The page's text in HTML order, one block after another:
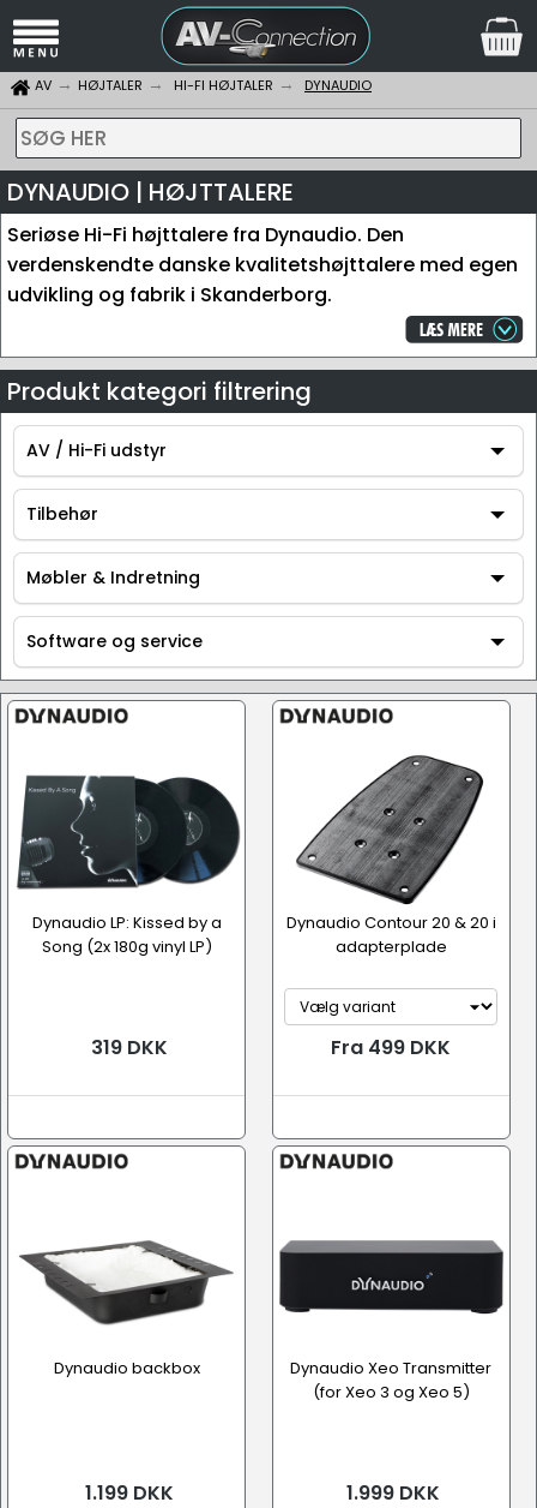
AV HØJTALER HI-FI HØJTALER DYNAUDIO
SØG HER
DYNAUDIO | HØJTTALERE
Seriøse Hi-Fi højttalere fra Dynaudio. Den
verdenskendte danske kvalitetshøjttalere med egen
udvikling og fabrik i Skanderborg.
Produkt kategori filtrering
AV / Hi-Fi udstyr
AV / Hi-Fi udstyr
Tilbehør
Tilbehør
Møbler & Indretning
Møbler & Indretning
Software og service
Software og service
Dynaudio LP: Kissed by a
Song (2x 180g vinyl LP)
319 DKK
Dynaudio Contour 20 & 20 i
adapterplade
Fra 499 DKK
Dynaudio backbox
1.199 DKK
Dynaudio Xeo Transmitter
(for Xeo 3 og Xeo 5)
1.999 DKK